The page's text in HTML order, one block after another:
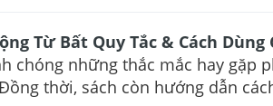
Từ Bất Quy Tắc & Cách Dùng
chóng những thắc mắc hay gặp
thời, sách còn hướng dẫn